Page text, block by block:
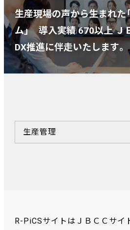
生産現場の声から生まれた
ム」 導入実績 670以上 Ｊ
DX推進に伴走いたします。
生産管理
R-PiCSサイトはＪＢＣＣサイ